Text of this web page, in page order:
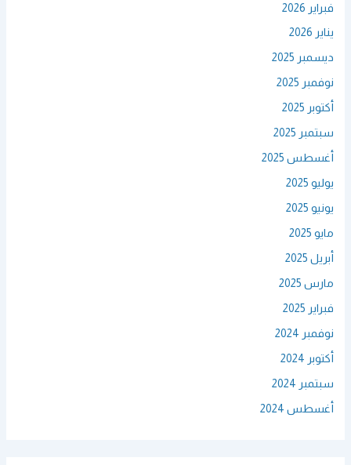
فبراير 2026
يناير 2026
ديسمبر 2025
نوفمبر 2025
أكتوبر 2025
سبتمبر 2025
أغسطس 2025
يوليو 2025
يونيو 2025
مايو 2025
أبريل 2025
مارس 2025
فبراير 2025
نوفمبر 2024
أكتوبر 2024
سبتمبر 2024
أغسطس 2024